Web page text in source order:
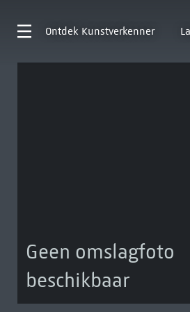
Ontdek Kunstverkenner
Geen omslagfoto
beschikbaar